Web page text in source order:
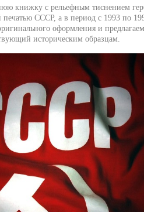
книжку с рельефным тиснением
печатью СССР, а в период с 1993 по
оформления и
историческим образцам.